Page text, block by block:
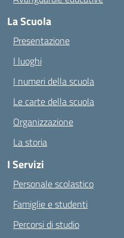
La Scuola
Presentazione
I luoghi
I numeri della scuola
Le carte della scuola
Organizzazione
La storia
I Servizi
Personale scolastico
Famiglie e studenti
Percorsi di studio